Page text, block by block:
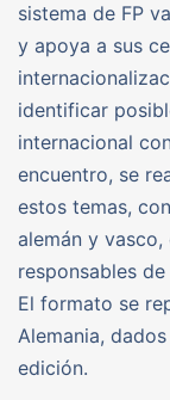
sistema de FP
y apoya a sus
identificar
internacional
encuentro, se
estos temas,
alemán y
responsables
El formato se
Alemania,
edición.